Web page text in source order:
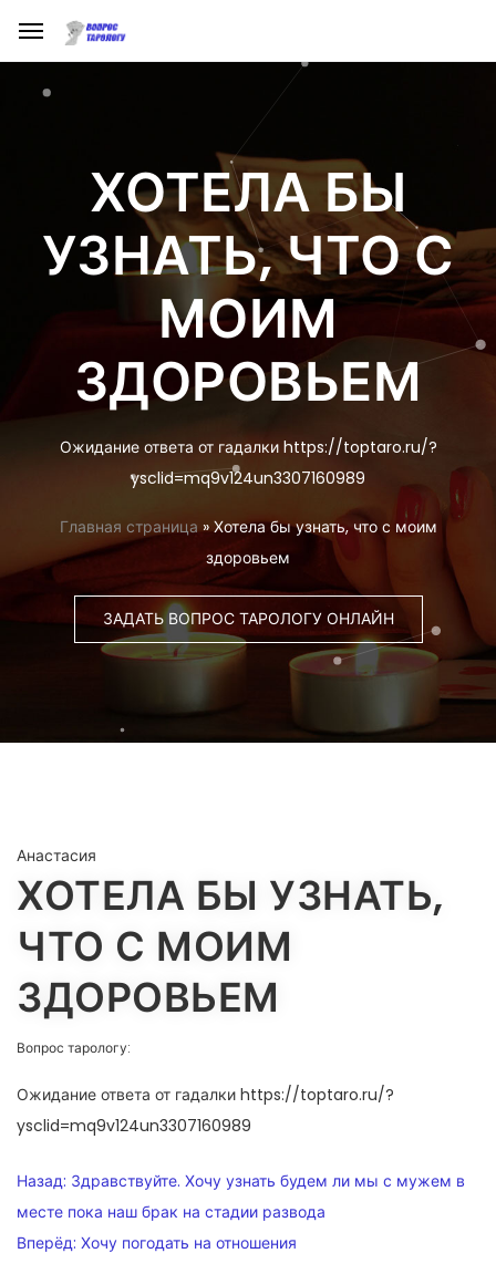
ХОТЕЛА БЫ
УЗНАТЬ, ЧТО С
МОИМ
ЗДОРОВЬЕМ
Ожидание ответа от гадалки https://toptaro.ru/?
ysclid=mq9v124un3307160989
Главная страница»Хотела бы узнать, что с моим
здоровьем
ЗАДАТЬ ВОПРОС ТАРОЛОГУ ОНЛАЙН
Анастасия
ХОТЕЛА БЫ УЗНАТЬ,
ЧТО С МОИМ
ЗДОРОВЬЕМ
Вопрос тарологу:
Ожидание ответа от гадалки https://toptaro.ru/?
ysclid=mq9v124un3307160989
НАВИГАЦИЯ
ПО
ЗАПИСЯМ
Назад: Здравствуйте. Хочу узнать будем ли мы с мужем в
месте пока наш брак на стадии развода
Вперёд: Хочу погодать на отношения